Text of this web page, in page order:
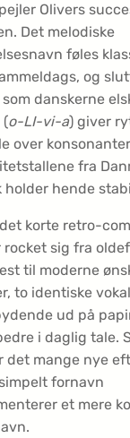
Olivers
Det melodiske
føles
og
som danskerne
(o-LI-vi-a) giver
over
fra
holder hende
korte retro-
rocket sig fra
til moderne
to identiske
ud på
i daglig tale.
det mange nye
fornavn
et mere